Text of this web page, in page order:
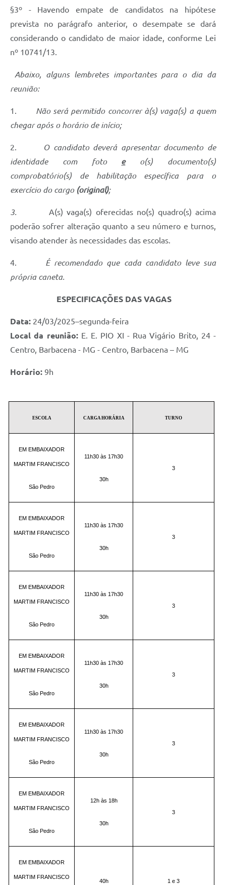
§3º - Havendo empate de candidatos na hipótese
prevista no parágrafo anterior, o desempate se dará
considerando o candidato de maior idade, conforme Lei
nº 10741/13.
Abaixo, alguns lembretes importantes para o dia da
reunião:
1. Não será permitido concorrer à(s) vaga(s) a quem
chegar após o horário de início;
2.
O candidato deverá apresentar documento de
identidade com foto eo(s) documento(s)
comprobatório(s) de habilitação específica para o
exercício do cargo (original);
3.
A(s) vaga(s) oferecidas no(s) quadro(s) acima
poderão sofrer alteração quanto a seu número e turnos,
visando atender às necessidades das escolas.
4. É recomendado que cada candidato leve sua
própria caneta.
ESPECIFICAÇÕES DAS VAGAS
Data: 24/03/2025–segunda-feira
Local da reunião: E. E. PIO XI - Rua Vigário Brito, 24 -
Centro, Barbacena - MG - Centro, Barbacena – MG
Horário: 9h
ESCOLA CARGA HORÁRIA TURNO
EM EMBAIXADOR
MARTIM FRANCISCO
São Pedro
11h30 às 17h30
30h
3
EM EMBAIXADOR
MARTIM FRANCISCO
São Pedro
11h30 às 17h30
30h
3
EM EMBAIXADOR
MARTIM FRANCISCO
São Pedro
11h30 às 17h30
30h
3
EM EMBAIXADOR
MARTIM FRANCISCO
São Pedro
11h30 às 17h30
30h
3
EM EMBAIXADOR
MARTIM FRANCISCO
São Pedro
11h30 às 17h30
30h
3
EM EMBAIXADOR
MARTIM FRANCISCO
São Pedro
12h às 18h
30h
3
EM EMBAIXADOR
MARTIM FRANCISCO
40h 1 e 3